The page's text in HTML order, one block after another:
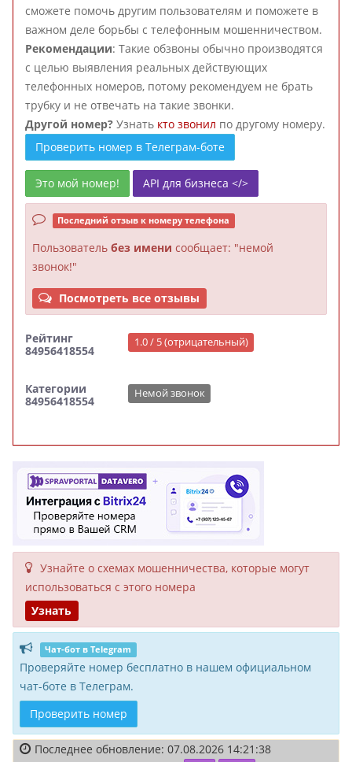
сможете помочь другим пользователям и поможете в
важном деле борьбы с телефонным мошенничеством.
Рекомендации: Такие обзвоны обычно производятся
с целью выявления реальных действующих
телефонных номеров, потому рекомендуем не брать
трубку и не отвечать на такие звонки.
Другой номер? Узнать кто звонил по другому номеру.
Проверить номер в Телеграм-боте
Это мой номер! API для бизнеса </>
Последний отзыв к номеру телефона
Пользователь без имени сообщает: "немой
звонок!"
Посмотреть все отзывы
Рейтинг
84956418554
1.0 / 5 (отрицательный)
Категории
84956418554
Немой звонок
Узнайте о схемах мошенни­чества, кото­рые могут
исполь­зоваться с этого номера
Узнать
Чат-бот в Telegram
Проверяйте номер бесплатно в нашем официальном
чат-боте в Телеграм.
Проверить номер
Последнее обновление: 07.08.2026 14:21:38